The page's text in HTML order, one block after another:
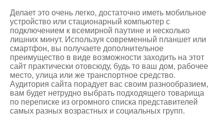
Делает это очень легко, достаточно иметь мобильное
устройство или стационарный компьютер с
подключением к всемирной паутине и несколько
лишних минут. Используя современный планшет или
смартфон, вы получаете дополнительное
преимущество в виде возможности заходить на этот
сайт практически отовсюду, будь то ваш дом, рабочее
место, улица или же транспортное средство.
Аудитория сайта порадует вас своим разнообразием,
вам будет нетрудно выбрать подходящего товарища
по переписке из огромного списка представителей
самых разных возрастных и социальных групп.